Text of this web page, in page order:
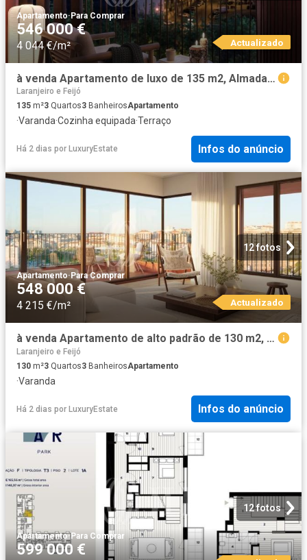
Apartamento·Para Comprar
546 000 €
4 044 €/m² Actualizado
à venda Apartamento de luxo de 135 m2, Almada, Portugal
Laranjeiro e Feijó
135 m²3 Quartos3 BanheirosApartamento
·Varanda·Cozinha equipada·Terraço
Há 2 dias por LuxuryEstate Infos do anúncio
12 fotos
Apartamento· Para Comprar
548 000 €
4 215 €/m² Actualizado
à venda Apartamento de alto padrão de 130 m2, Almada, Portugal
Laranjeiro e Feijó
130 m²3 Quartos3 BanheirosApartamento
·Varanda
Há 2 dias por LuxuryEstate Infos do anúncio
12 fotos
Apartamento·Para Comprar
599 000 €